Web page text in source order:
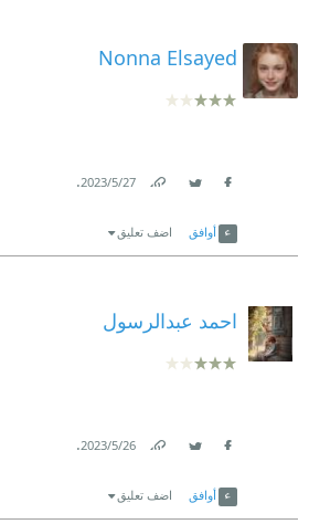
Nonna Elsayed
27‏/5‏/2023
.
أوافق اضف تعليق
احمد عبدالرسول
26‏/5‏/2023
.
أوافق اضف تعليق